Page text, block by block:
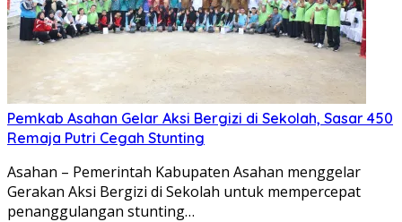
Pemkab Asahan Gelar Aksi Bergizi di Sekolah, Sasar 450
Remaja Putri Cegah Stunting
Asahan – Pemerintah Kabupaten Asahan menggelar
Gerakan Aksi Bergizi di Sekolah untuk mempercepat
penanggulangan stunting…